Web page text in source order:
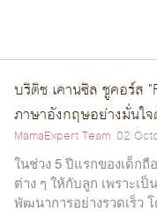
บริติช เคานซิล ชูคอร์ส
ภาษาอังกฤษอย่างมั่นใ
MamaExpert Team 02
ในช่วง 5 ปีแรกของเด็กถื
ต่าง ๆ ให้กับลูก เพราะเ
พัฒนาการอย่างรวดเร็ว